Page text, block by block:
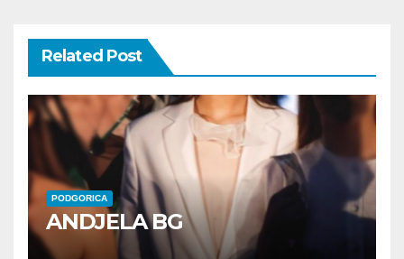
Related Post
PODGORICA
ANDJELA BG